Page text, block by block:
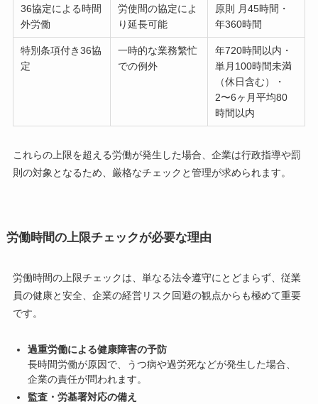
36協定による時間
外労働
労使間の協定によ
り延長可能
原則 月45時間・
年360時間
特別条項付き36協
定
一時的な業務繁忙
での例外
年720時間以内・
単月100時間未満
（休日含む）・
2〜6ヶ月平均80
時間以内
これらの上限を超える労働が発生した場合、企業は行政指導や罰
則の対象となるため、厳格なチェックと管理が求められます。
労働時間の上限チェックが必要な理由
労働時間の上限チェックは、単なる法令遵守にとどまらず、従業
員の健康と安全、企業の経営リスク回避の観点からも極めて重要
です。
過重労働による健康障害の予防
長時間労働が原因で、うつ病や過労死などが発生した場合、
企業の責任が問われます。
監査・労基署対応の備え